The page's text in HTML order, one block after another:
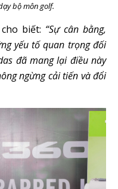
bộ môn golf.
cho biết: “Sự cân bằng,
yếu tố quan trọng đối
đã mang lại điều này
ngừng cải tiến và đổi